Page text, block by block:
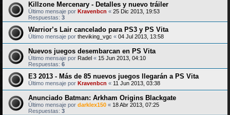
Killzone Mercenary - Detalles y nuevo tráiler
Último mensaje por Kravenbcn « 25 Dic 2013, 19:53
Respuestas: 3
Warrior’s Lair cancelado para PS3 y PS Vita
Último mensaje por theviking_vgc « 04 Jul 2013, 13:58
Nuevos juegos desembarcan en PS Vita
Último mensaje por Radel « 15 Jun 2013, 04:10
Respuestas: 6
E3 2013 - Más de 85 nuevos juegos llegarán a PS Vita
Último mensaje por Kravenbcn « 11 Jun 2013, 03:38
Anunciado Batman: Arkham Origins Blackgate
Último mensaje por darklex150 « 18 Abr 2013, 07:25
Respuestas: 3